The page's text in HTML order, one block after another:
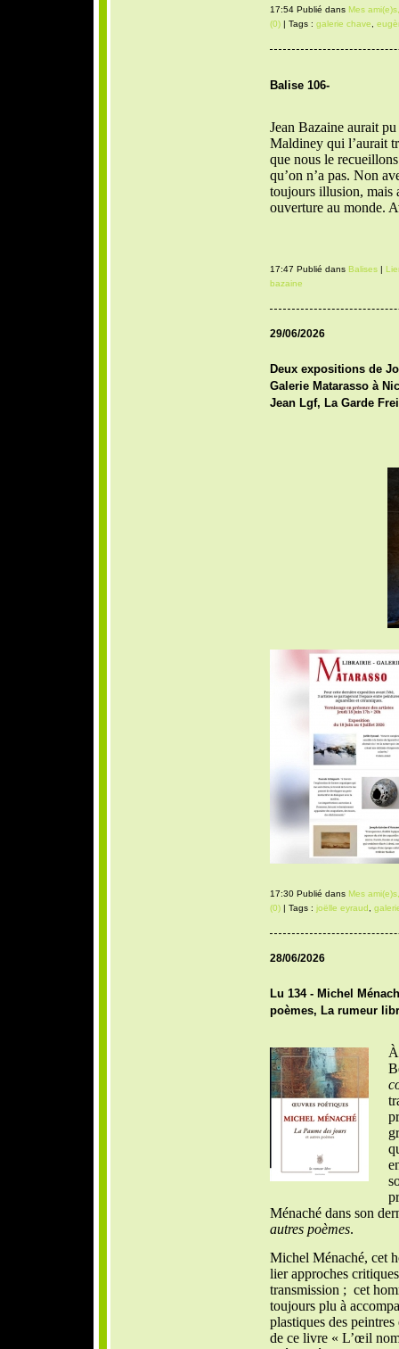
17:54 Publié dans Mes
(0)| Tags : galerie chave,
Balise 106-
Jean Bazaine aurait
Maldiney qui l’aurait
que nous le
qu’on n’a pas. Non
toujours illusion, mais
ouverture au monde.
17:47 Publié dans Balises|
bazaine
29/06/2026
Deux expositions de
Galerie Matarasso à
Jean Lgf, La Garde
17:30 Publié dans Mes
(0)| Tags : joëlle eyraud
28/06/2026
Lu 134 - Michel
poèmes, La rumeur
Ménaché dans son
autres poèmes.
Michel Ménaché, cet
lier approches
transmission ; cet
toujours plu à
plastiques des
de ce livre « L’œil